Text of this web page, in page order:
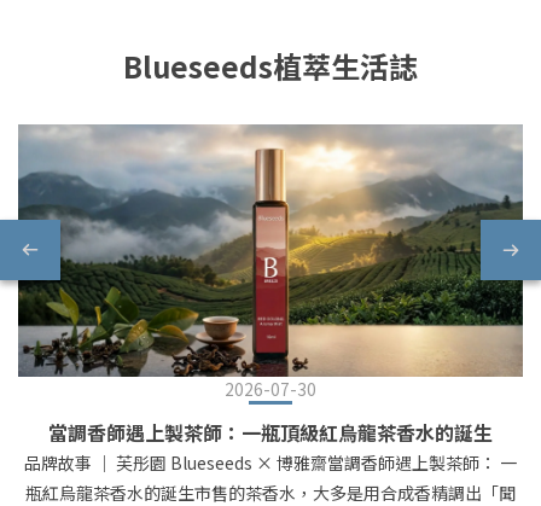
Blueseeds植萃生活誌
2026-07-30
當調香師遇上製茶師：一瓶頂級紅烏龍茶香水的誕生
品牌故事 ｜ 芙彤園 Blueseeds × 博雅齋當調香師遇上製茶師： 一
瓶紅烏龍茶香水的誕生市售的茶香水，大多是用合成香精調出「聞